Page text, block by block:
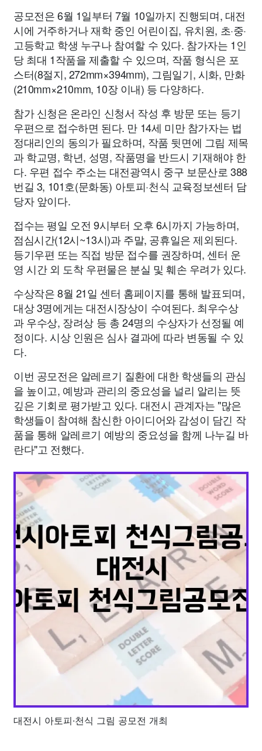
공모전은 6월 1일부터 7월 10일까지 진행되며, 대전
시에 거주하거나 재학 중인 어린이집, 유치원, 초·중·
고등학교 학생 누구나 참여할 수 있다. 참가자는 1인
당 최대 1작품을 제출할 수 있으며, 작품 형식은 포
스터(8절지, 272mm×394mm), 그림일기, 시화, 만화
(210mm×210mm, 10장 이내) 등 다양하다.
참가 신청은 온라인 신청서 작성 후 방문 또는 등기
우편으로 접수하면 된다. 만 14세 미만 참가자는 법
정대리인의 동의가 필요하며, 작품 뒷면에 그림 제목
과 학교명, 학년, 성명, 작품명을 반드시 기재해야 한
다. 우편 접수 주소는 대전광역시 중구 보문산로 388
번길 3, 101호(문화동) 아토피·천식 교육정보센터 담
당자 앞이다.
접수는 평일 오전 9시부터 오후 6시까지 가능하며,
점심시간(12시~13시)과 주말, 공휴일은 제외된다.
등기우편 또는 직접 방문 접수를 권장하며, 센터 운
영 시간 외 도착 우편물은 분실 및 훼손 우려가 있다.
수상작은 8월 21일 센터 홈페이지를 통해 발표되며,
대상 3명에게는 대전시장상이 수여된다. 최우수상
과 우수상, 장려상 등 총 24명의 수상자가 선정될 예
정이다. 시상 인원은 심사 결과에 따라 변동될 수 있
다.
이번 공모전은 알레르기 질환에 대한 학생들의 관심
을 높이고, 예방과 관리의 중요성을 널리 알리는 뜻
깊은 기회로 평가받고 있다. 대전시 관계자는 "많은
학생들이 참여해 참신한 아이디어와 감성이 담긴 작
품을 통해 알레르기 예방의 중요성을 함께 나누길 바
란다"고 전했다.
대전시 아토피·천식 그림 공모전 개최